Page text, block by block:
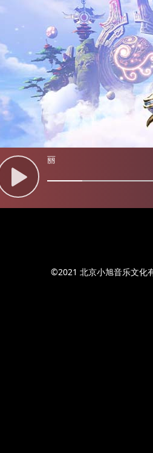
丽
©2021 北京小旭音乐文化